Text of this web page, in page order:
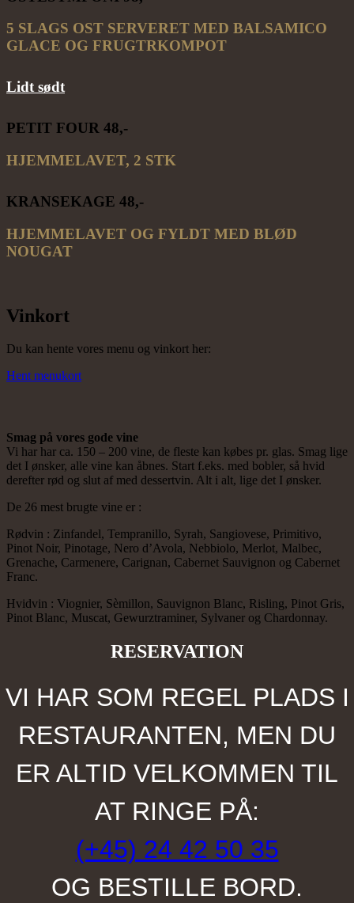
5 SLAGS OST SERVERET MED BALSAMICO
GLACE OG FRUGTRKOMPOT
Lidt sødt
PETIT FOUR 48,-
HJEMMELAVET, 2 STK
KRANSEKAGE 48,-
HJEMMELAVET OG FYLDT MED BLØD
NOUGAT
Vinkort
Du kan hente vores menu og vinkort her:
Hent menukort
Smag på vores gode vine
Vi har har ca. 150 – 200 vine, de fleste kan købes pr. glas. Smag lige
det I ønsker, alle vine kan åbnes. Start f.eks. med bobler, så hvid
derefter rød og slut af med dessertvin. Alt i alt, lige det I ønsker.
De 26 mest brugte vine er :
Rødvin : Zinfandel, Tempranillo, Syrah, Sangiovese, Primitivo,
Pinot Noir, Pinotage, Nero d’Avola, Nebbiolo, Merlot, Malbec,
Grenache, Carmenere, Carignan, Cabernet Sauvignon og Cabernet
Franc.
Hvidvin : Viognier, Sèmillon, Sauvignon Blanc, Risling, Pinot Gris,
Pinot Blanc, Muscat, Gewurztraminer, Sylvaner og Chardonnay.
RESERVATION
VI HAR SOM REGEL PLADS I
RESTAURANTEN, MEN DU
ER ALTID VELKOMMEN TIL
AT RINGE PÅ:
(+45) 24 42 50 35
OG BESTILLE BORD.